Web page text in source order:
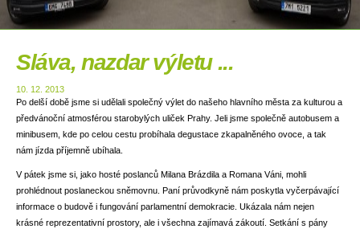
Sláva, nazdar výletu ...
10. 12. 2013
Po delší době jsme si udělali společný výlet do našeho hlavního města za kulturou a
předvánoční atmosférou starobylých uliček Prahy. Jeli jsme společně autobusem a
minibusem, kde po celou cestu probíhala degustace zkapalněného ovoce, a tak
nám jízda příjemně ubíhala.
V pátek jsme si, jako hosté poslanců Milana Brázdila a Romana Váni, mohli
prohlédnout poslaneckou sněmovnu. Paní průvodkyně nám poskytla vyčerpávající
informace o budově i fungování parlamentní demokracie. Ukázala nám nejen
krásné reprezentativní prostory, ale i všechna zajímavá zákoutí. Setkání s pány